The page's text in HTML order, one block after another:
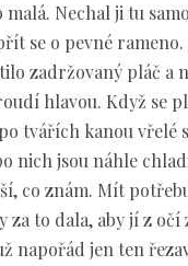
Nechal ji tu
se o pevné rameno.
zadržovaný pláč a
hlavou. Když se
tvářích kanou vřelé
nich jsou náhle
co znám. Mít
to dala, aby jí z očí
napořád jen ten